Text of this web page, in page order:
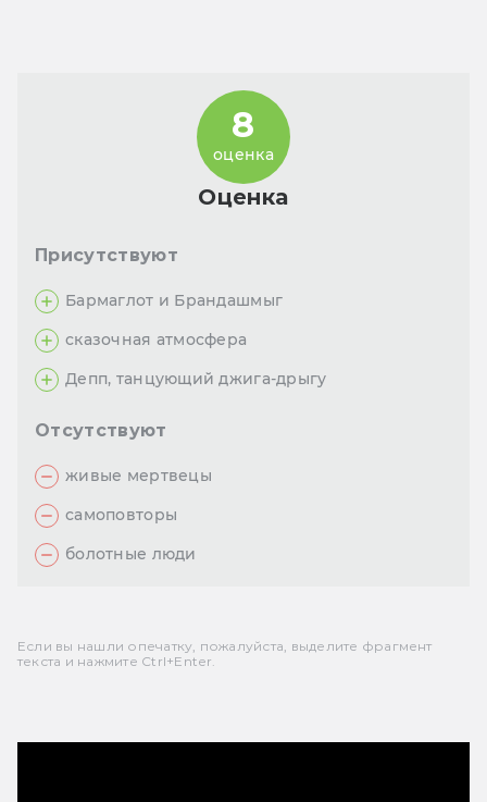
Оценка
8
оценка
Присутствуют
Бармаглот и Брандашмыг
сказочная атмосфера
Депп, танцующий джига-дрыгу
Отсутствуют
живые мертвецы
самоповторы
болотные люди
Если вы нашли опечатку, пожалуйста, выделите фрагмент
текста и нажмите Ctrl+Enter.